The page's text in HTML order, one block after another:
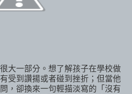
大一部分。想了解孩子在學校做
受到讚揚或者碰到挫折；但當他
，卻換來一句輕描淡寫的「沒有